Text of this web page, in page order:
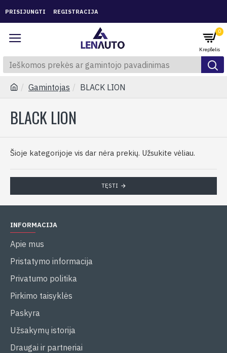
PRISIJUNGTI REGISTRACIJA
0
Gamintojas BLACK LION
BLACK LION
Šioje kategorijoje vis dar nėra prekių. Užsukite vėliau.
TĘSTI
INFORMACIJA
Apie mus
Pristatymo informacija
Privatumo politika
Pirkimo taisyklės
Paskyra
Užsakymų istorija
Draugai ir partneriai